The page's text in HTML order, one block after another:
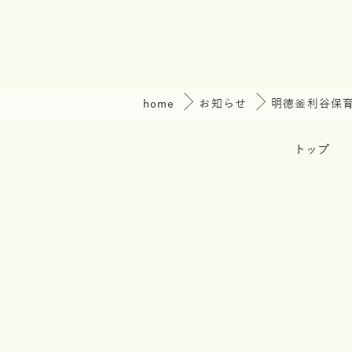
home お知らせ 明徳釜利谷保
トップ